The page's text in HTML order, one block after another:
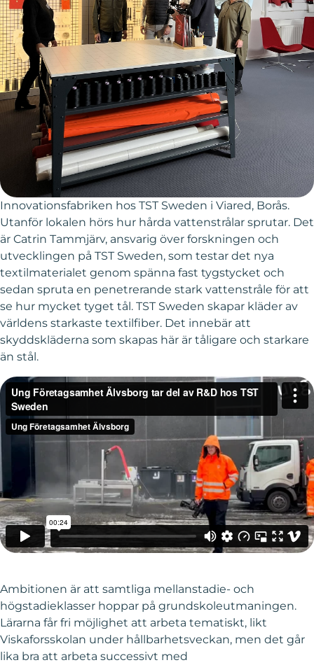
Innovationsfabriken hos TST Sweden i Viared, Borås.
Utanför lokalen hörs hur hårda vattenstrålar sprutar. Det
är Catrin Tammjärv, ansvarig över forskningen och
utvecklingen på TST Sweden, som testar det nya
textilmaterialet genom spänna fast tygstycket och
sedan spruta en penetrerande stark vattenstråle för att
se hur mycket tyget tål. TST Sweden skapar kläder av
världens starkaste textilfiber. Det innebär att
skyddskläderna som skapas här är tåligare och starkare
än stål.
Ambitionen är att samtliga mellanstadie- och
högstadieklasser hoppar på grundskoleutmaningen.
Lärarna får fri möjlighet att arbeta tematiskt, likt
Viskaforsskolan under hållbarhetsveckan, men det går
lika bra att arbeta successivt med